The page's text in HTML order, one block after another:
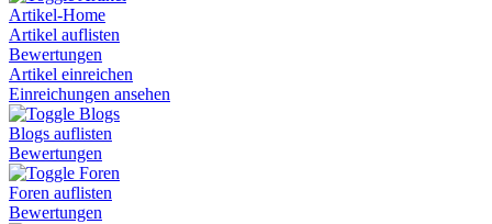
Artikel-Home
Artikel auflisten
Bewertungen
Artikel einreichen
Einreichungen ansehen
Blogs
Blogs auflisten
Bewertungen
Foren
Foren auflisten
Bewertungen